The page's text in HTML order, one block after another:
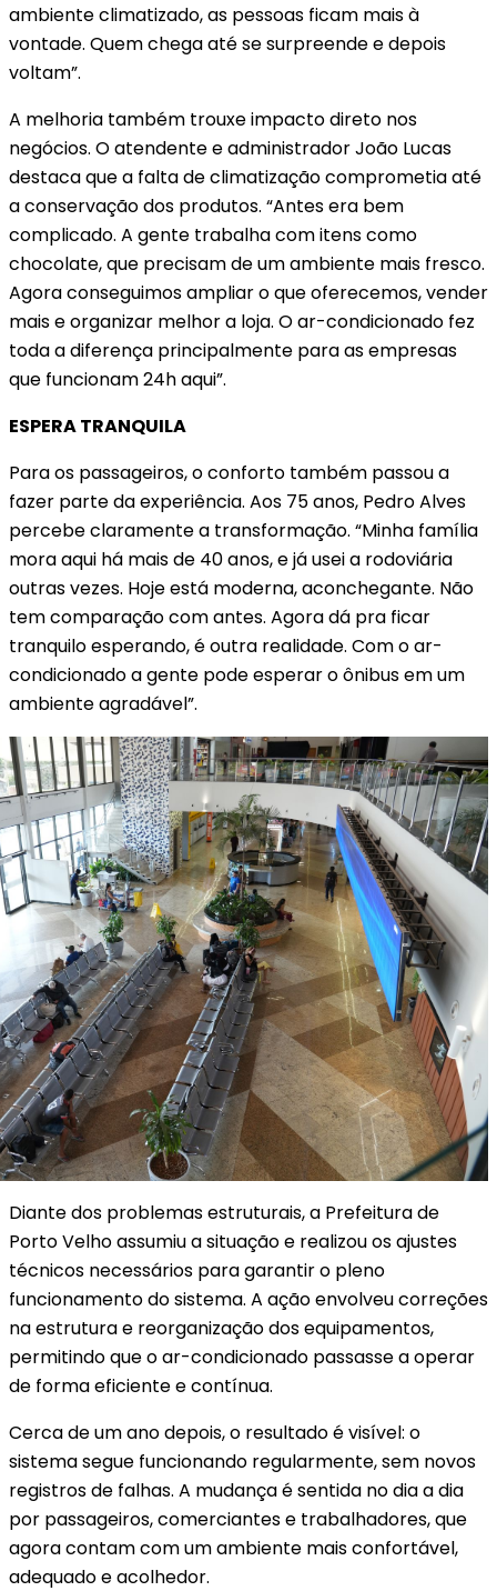
ambiente climatizado, as pessoas ficam mais à
vontade. Quem chega até se surpreende e depois
voltam”.
A melhoria também trouxe impacto direto nos
negócios. O atendente e administrador João Lucas
destaca que a falta de climatização comprometia até
a conservação dos produtos. “Antes era bem
complicado. A gente trabalha com itens como
chocolate, que precisam de um ambiente mais fresco.
Agora conseguimos ampliar o que oferecemos, vender
mais e organizar melhor a loja. O ar-condicionado fez
toda a diferença principalmente para as empresas
que funcionam 24h aqui”.
ESPERA TRANQUILA
Para os passageiros, o conforto também passou a
fazer parte da experiência. Aos 75 anos, Pedro Alves
percebe claramente a transformação. “Minha família
mora aqui há mais de 40 anos, e já usei a rodoviária
outras vezes. Hoje está moderna, aconchegante. Não
tem comparação com antes. Agora dá pra ficar
tranquilo esperando, é outra realidade. Com o ar-
condicionado a gente pode esperar o ônibus em um
ambiente agradável”.
Diante dos problemas estruturais, a Prefeitura de
Porto Velho assumiu a situação e realizou os ajustes
técnicos necessários para garantir o pleno
funcionamento do sistema. A ação envolveu correções
na estrutura e reorganização dos equipamentos,
permitindo que o ar-condicionado passasse a operar
de forma eficiente e contínua.
Cerca de um ano depois, o resultado é visível: o
sistema segue funcionando regularmente, sem novos
registros de falhas. A mudança é sentida no dia a dia
por passageiros, comerciantes e trabalhadores, que
agora contam com um ambiente mais confortável,
adequado e acolhedor.